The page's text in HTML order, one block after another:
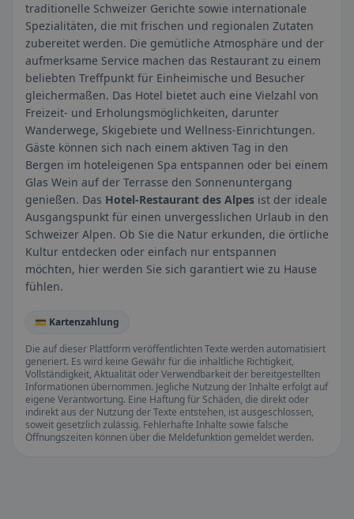
traditionelle Schweizer Gerichte sowie internationale
Spezialitäten, die mit frischen und regionalen Zutaten
zubereitet werden. Die gemütliche Atmosphäre und der
aufmerksame Service machen das Restaurant zu einem
beliebten Treffpunkt für Einheimische und Besucher
gleichermaßen. Das Hotel bietet auch eine Vielzahl von
Freizeit- und Erholungsmöglichkeiten, darunter
Wanderwege, Skigebiete und Wellness-Einrichtungen.
Gäste können sich nach einem aktiven Tag in den
Bergen im hoteleigenen Spa entspannen oder bei einem
Glas Wein auf der Terrasse den Sonnenuntergang
genießen. Das Hotel-Restaurant des Alpes ist der ideale
Ausgangspunkt für einen unvergesslichen Urlaub in den
Schweizer Alpen. Ob Sie die Natur erkunden, die örtliche
Kultur entdecken oder einfach nur entspannen
möchten, hier werden Sie sich garantiert wie zu Hause
fühlen.
💳 Kartenzahlung
Die auf dieser Plattform veröffentlichten Texte werden automatisiert
generiert. Es wird keine Gewähr für die inhaltliche Richtigkeit,
Vollständigkeit, Aktualität oder Verwendbarkeit der bereitgestellten
Informationen übernommen. Jegliche Nutzung der Inhalte erfolgt auf
eigene Verantwortung. Eine Haftung für Schäden, die direkt oder
indirekt aus der Nutzung der Texte entstehen, ist ausgeschlossen,
soweit gesetzlich zulässig. Fehlerhafte Inhalte sowie falsche
Öffnungszeiten können über die Meldefunktion gemeldet werden.